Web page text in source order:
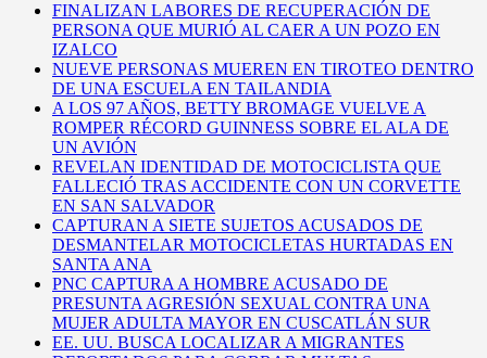
FINALIZAN LABORES DE RECUPERACIÓN DE
PERSONA QUE MURIÓ AL CAER A UN POZO EN
IZALCO
NUEVE PERSONAS MUEREN EN TIROTEO DENTRO
DE UNA ESCUELA EN TAILANDIA
A LOS 97 AÑOS, BETTY BROMAGE VUELVE A
ROMPER RÉCORD GUINNESS SOBRE EL ALA DE
UN AVIÓN
REVELAN IDENTIDAD DE MOTOCICLISTA QUE
FALLECIÓ TRAS ACCIDENTE CON UN CORVETTE
EN SAN SALVADOR
CAPTURAN A SIETE SUJETOS ACUSADOS DE
DESMANTELAR MOTOCICLETAS HURTADAS EN
SANTA ANA
PNC CAPTURA A HOMBRE ACUSADO DE
PRESUNTA AGRESIÓN SEXUAL CONTRA UNA
MUJER ADULTA MAYOR EN CUSCATLÁN SUR
EE. UU. BUSCA LOCALIZAR A MIGRANTES